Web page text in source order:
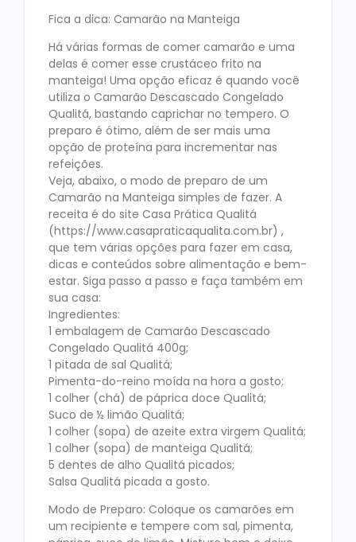
Fica a dica: Camarão na Manteiga
Há várias formas de comer camarão e uma
delas é comer esse crustáceo frito na
manteiga! Uma opção eficaz é quando você
utiliza o Camarão Descascado Congelado
Qualitá, bastando caprichar no tempero. O
preparo é ótimo, além de ser mais uma
opção de proteína para incrementar nas
refeições.
Veja, abaixo, o modo de preparo de um
Camarão na Manteiga simples de fazer. A
receita é do site Casa Prática Qualitá
(https://www.casapraticaqualita.com.br) ,
que tem várias opções para fazer em casa,
dicas e conteúdos sobre alimentação e bem-
estar. Siga passo a passo e faça também em
sua casa:
Ingredientes:
1 embalagem de Camarão Descascado
Congelado Qualitá 400g;
1 pitada de sal Qualitá;
Pimenta-do-reino moída na hora a gosto;
1 colher (chá) de páprica doce Qualitá;
Suco de ½ limão Qualitá;
1 colher (sopa) de azeite extra virgem Qualitá;
1 colher (sopa) de manteiga Qualitá;
5 dentes de alho Qualitá picados;
Salsa Qualitá picada a gosto.
Modo de Preparo: Coloque os camarões em
um recipiente e tempere com sal, pimenta,